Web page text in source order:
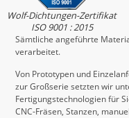
Wolf-Dichtungen-Zertifikat
ISO 9001 : 2015
Sämtliche angeführte
verarbeitet.
Von Prototypen und
zur Großserie setzten wir
Fertigungstechnologien für
CNC-Fräsen, Stanzen,